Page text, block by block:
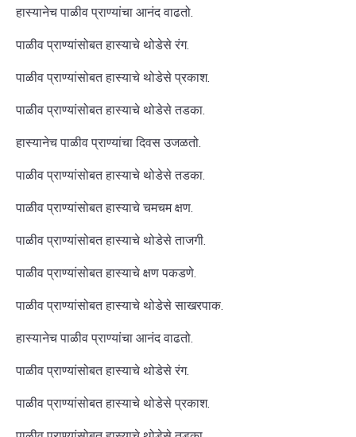
हास्यानेच पाळीव प्राण्यांचा आनंद वाढतो.
पाळीव प्राण्यांसोबत हास्याचे थोडेसे रंग.
पाळीव प्राण्यांसोबत हास्याचे थोडेसे प्रकाश.
पाळीव प्राण्यांसोबत हास्याचे थोडेसे तडका.
हास्यानेच पाळीव प्राण्यांचा दिवस उजळतो.
पाळीव प्राण्यांसोबत हास्याचे थोडेसे तडका.
पाळीव प्राण्यांसोबत हास्याचे चमचम क्षण.
पाळीव प्राण्यांसोबत हास्याचे थोडेसे ताजगी.
पाळीव प्राण्यांसोबत हास्याचे क्षण पकडणे.
पाळीव प्राण्यांसोबत हास्याचे थोडेसे साखरपाक.
हास्यानेच पाळीव प्राण्यांचा आनंद वाढतो.
पाळीव प्राण्यांसोबत हास्याचे थोडेसे रंग.
पाळीव प्राण्यांसोबत हास्याचे थोडेसे प्रकाश.